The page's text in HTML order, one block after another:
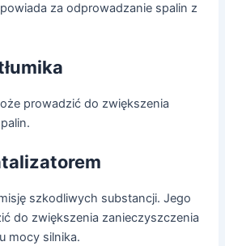
za odprowadzanie spalin z
prowadzić do zwiększenia
szkodliwych substancji. Jego
do zwiększenia zanieczyszczenia
mocy silnika.